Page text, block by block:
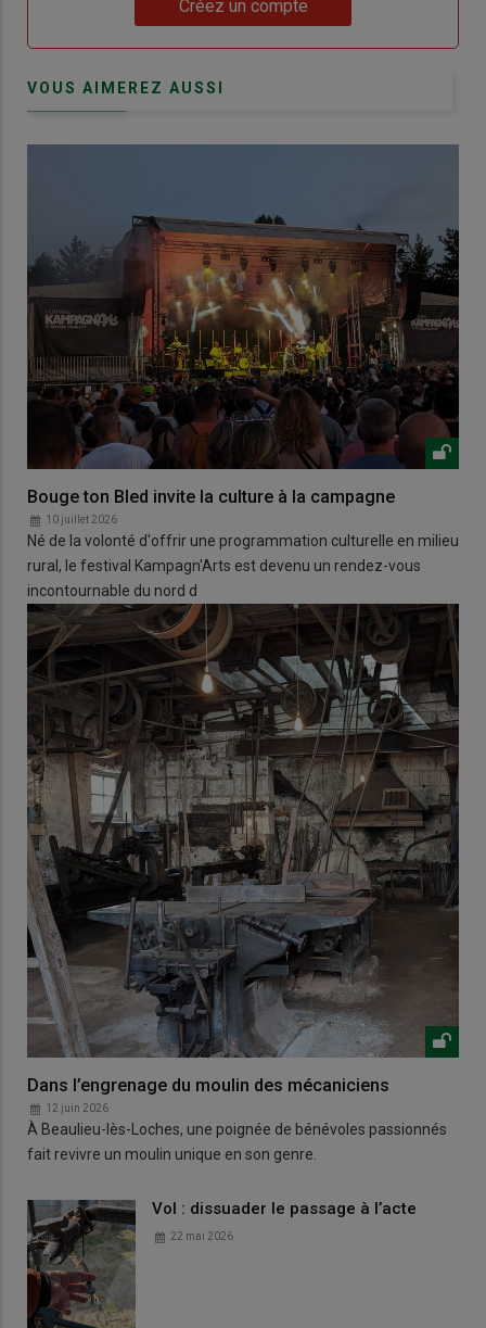
Créez un compte
VOUS AIMEREZ AUSSI
Bouge ton Bled invite la culture à la campagne
10 juillet 2026
Né de la volonté d'offrir une programmation culturelle en milieu
rural, le festival Kampagn'Arts est devenu un rendez-vous
incontournable du nord d
Dans l’engrenage du moulin des mécaniciens
12 juin 2026
À Beaulieu-lès-Loches, une poignée de bénévoles passionnés
fait revivre un moulin unique en son genre.
Vol : dissuader le passage à l’acte
22 mai 2026